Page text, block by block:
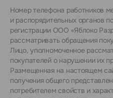
Номер телефона работников
и распорядительных органов
регистрации ООО «Яблоко
рассматривать обращения
Лицо, уполномоченное
покупателей о нарушении их
Размещенная на настоящем
получения общего
потребителем свойств и